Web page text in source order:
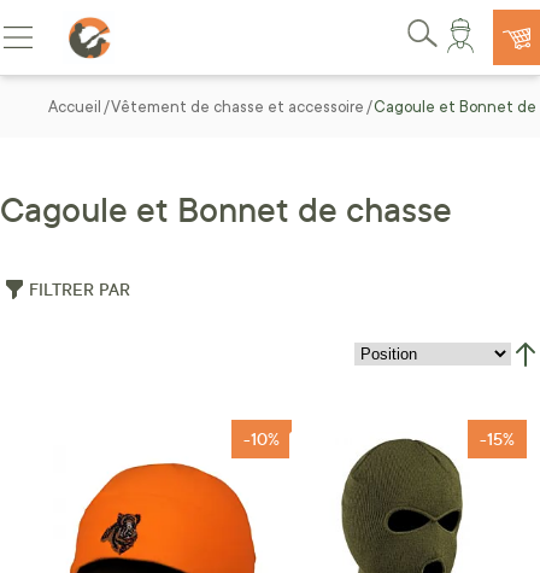
Allez au contenu
Basculer la navigation
Rechercher
Accueil Vêtement de chasse et accessoire Cagoule et Bonnet de
Cagoule et Bonnet de chasse
FILTRER PAR
-10% -15%